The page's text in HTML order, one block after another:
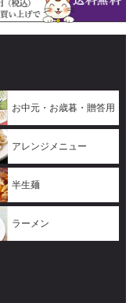
お中元・お歳暮・贈答用
アレンジメニュー
半生麺
ラーメン